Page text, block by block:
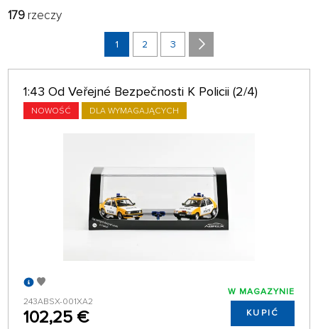
FILTR:
ODDZIAŁ
tylko w magazynie
NAJNOWSZY
32 NA STRONIE
179 rzeczy
1 2 3
1:43 Od Veřejné Bezpečnosti K Policii (2/4)
NOWOŚĆ DLA WYMAGAJĄCYCH
243ABSX-001XA2
102,25 €
W MAGAZYNIE
KUPIĆ